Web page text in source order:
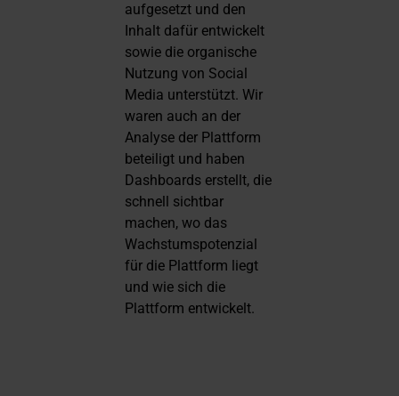
aufgesetzt und den
Inhalt dafür entwickelt
sowie die organische
Nutzung von Social
Media unterstützt. Wir
waren auch an der
Analyse der Plattform
beteiligt und haben
Dashboards erstellt, die
schnell sichtbar
machen, wo das
Wachstumspotenzial
für die Plattform liegt
und wie sich die
Plattform entwickelt.